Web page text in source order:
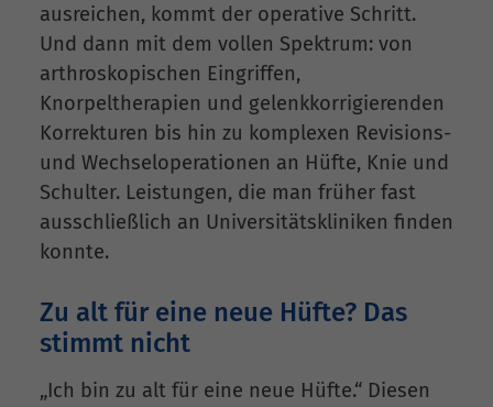
ausreichen, kommt der operative Schritt.
Und dann mit dem vollen Spektrum: von
arthroskopischen Eingriffen,
Knorpeltherapien und gelenkkorrigierenden
Korrekturen bis hin zu komplexen Revisions-
und Wechseloperationen an Hüfte, Knie und
Schulter. Leistungen, die man früher fast
ausschließlich an Universitätskliniken finden
konnte.
Zu alt für eine neue Hüfte? Das
stimmt nicht
„Ich bin zu alt für eine neue Hüfte.“ Diesen